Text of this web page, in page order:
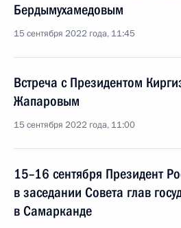
Бердымухамедовым
15 сентября 2022 года, 11:45
Встреча с Президентом
Жапаровым
15 сентября 2022 года, 11:00
15–16 сентября Президент
в заседании Совета глав
в Самарканде